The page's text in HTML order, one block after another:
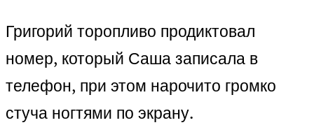
Григорий торопливо продиктовал
номер, который Саша записала в
телефон, при этом нарочито громко
стуча ногтями по экрану.